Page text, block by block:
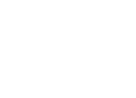
11.387亿元